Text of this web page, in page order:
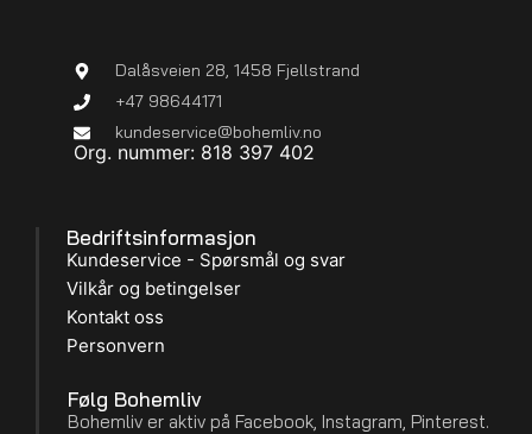
Dalåsveien 28, 1458 Fjellstrand
+47 98644171
kundeservice@bohemliv.no
Org. nummer: 818 397 402
Bedriftsinformasjon
Kundeservice - Spørsmål og svar
Vilkår og betingelser
Kontakt oss
Personvern
Følg Bohemliv
Bohemliv er aktiv på Facebook, Instagram, Pinterest.